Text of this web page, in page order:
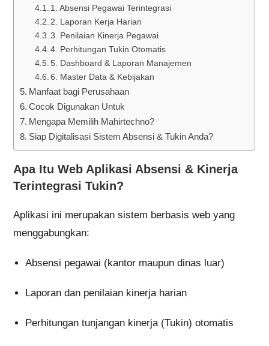
1. Absensi Pegawai Terintegrasi
2. Laporan Kerja Harian
3. Penilaian Kinerja Pegawai
4. Perhitungan Tukin Otomatis
5. Dashboard & Laporan Manajemen
6. Master Data & Kebijakan
Manfaat bagi Perusahaan
Cocok Digunakan Untuk
Mengapa Memilih Mahirtechno?
Siap Digitalisasi Sistem Absensi & Tukin Anda?
Apa Itu Web Aplikasi Absensi & Kinerja
Terintegrasi Tukin?
Aplikasi ini merupakan sistem berbasis web yang
menggabungkan:
Absensi pegawai (kantor maupun dinas luar)
Laporan dan penilaian kinerja harian
Perhitungan tunjangan kinerja (Tukin) otomatis